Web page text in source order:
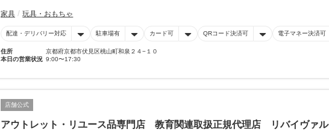
家具 玩具・おもちゃ
配達・デリバリー対応 駐車場有 カード可 QRコード決済可 電子マネー決済可
住所
京都府京都市伏見区桃山町和泉２４−１０
本日の営業状況 9:00〜17:30
店舗公式
アウトレット・リユース品専門店 教育関連取扱正規代理店 リバイヴァル